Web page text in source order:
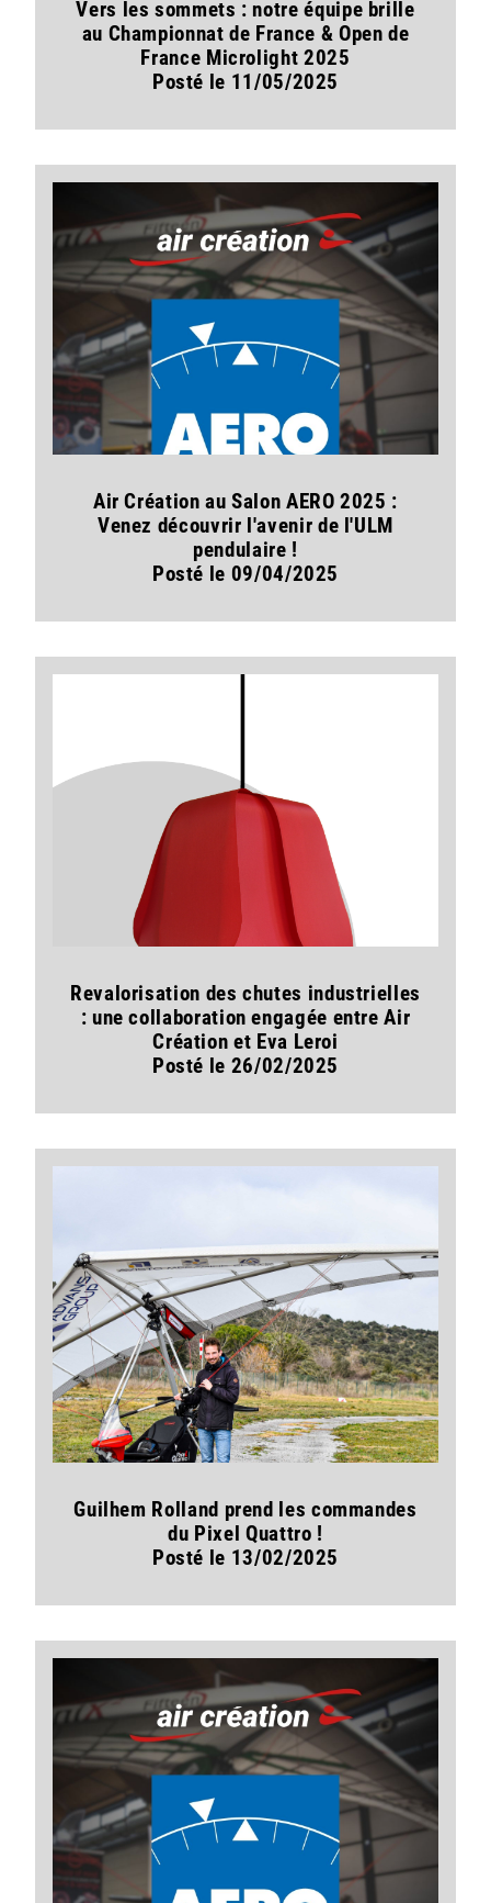
Vers les sommets : notre équipe brille
au Championnat de France & Open de
France Microlight 2025
Posté le 11/05/2025
Air Création au Salon AERO 2025 :
Venez découvrir l'avenir de l'ULM
pendulaire !
Posté le 09/04/2025
Revalorisation des chutes industrielles
: une collaboration engagée entre Air
Création et Eva Leroi
Posté le 26/02/2025
Guilhem Rolland prend les commandes
du Pixel Quattro !
Posté le 13/02/2025